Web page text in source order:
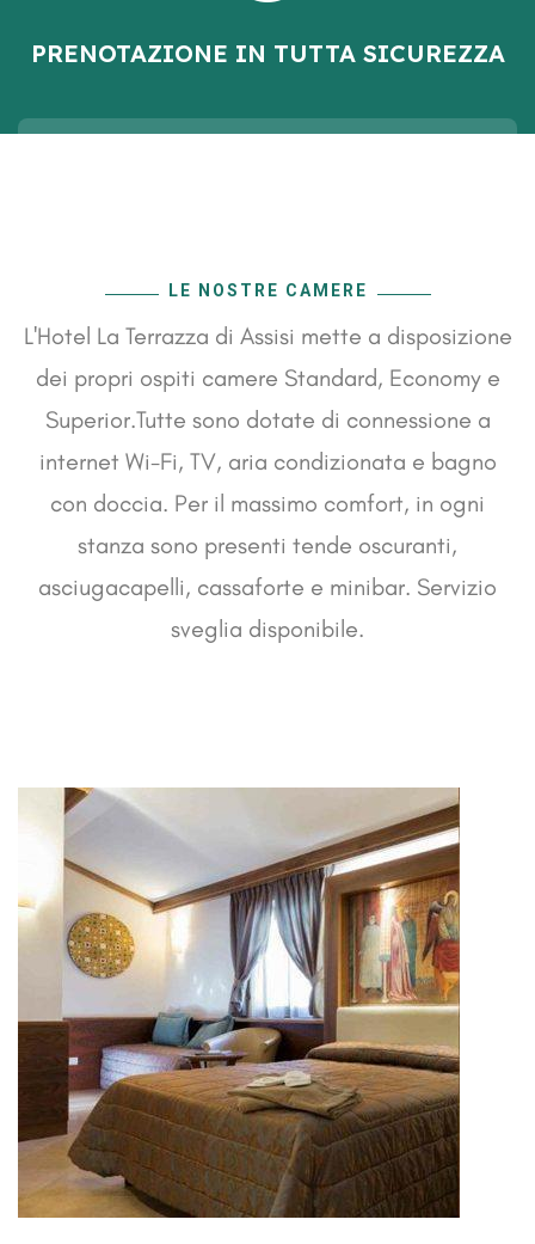
PRENOTAZIONE IN TUTTA SICUREZZA
LE NOSTRE CAMERE
L'Hotel La Terrazza di Assisi mette a disposizione
dei propri ospiti camere Standard, Economy e
Superior.Tutte sono dotate di connessione a
internet Wi-Fi, TV, aria condizionata e bagno
con doccia. Per il massimo comfort, in ogni
stanza sono presenti tende oscuranti,
asciugacapelli, cassaforte e minibar. Servizio
sveglia disponibile.